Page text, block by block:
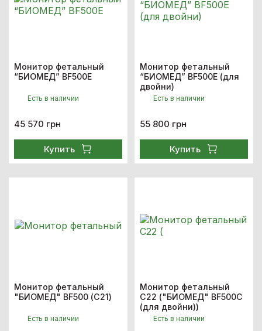
Монитор фетальный
“БИОМЕД” BF500Е
Есть в наличии
45 570 грн
Купить
Монитор фетальный
“БИОМЕД” BF500Е (для
двойни)
Есть в наличии
55 800 грн
Купить
Монитор фетальный
"БИОМЕД" BF500 (С21)
Есть в наличии
Монитор фетальный
С22 ("БИОМЕД" BF500C
(для двойни))
Есть в наличии